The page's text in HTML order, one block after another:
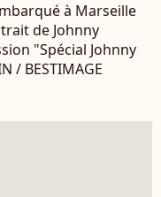
à Marseille
de Johnny
"Spécial Johnny
/ BESTIMAGE